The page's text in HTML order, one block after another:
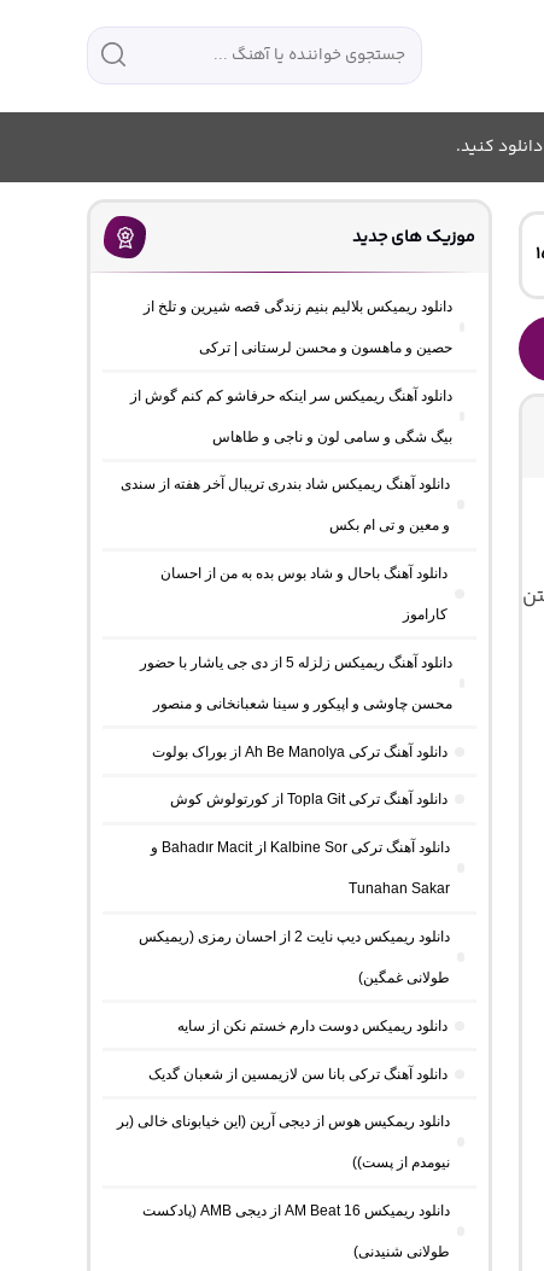
کنید.
موزیک های جدید
دانلود ریمیکس بلالیم بنیم زندگی قصه شیرین و تلخ از
حصین و ماهسون و محسن لرستانی | ترکی
دانلود آهنگ ریمیکس سر اینکه حرفاشو کم کنم گوش از
بیگ شگی و سامی لون و ناجی و طاهاس
دانلود آهنگ ریمیکس شاد بندری تریبال آخر هفته از سندی
و معین و تی ام بکس
دانلود آهنگ باحال و شاد بوس بده به من از احسان
کاراموز
دانلود آهنگ ریمیکس زلزله 5 از دی جی یاشار با حضور
محسن چاوشی و اپیکور و سینا شعبانخانی و منصور
دانلود آهنگ ترکی Ah Be Manolya از بوراک بولوت
دانلود آهنگ ترکی Topla Git از کورتولوش کوش
دانلود آهنگ ترکی Kalbine Sor از Bahadır Macit و
Tunahan Sakar
دانلود ریمیکس دیپ نایت 2 از احسان رمزی (ریمیکس
طولانی غمگین)
دانلود ریمیکس دوست دارم خستم نکن از سایه
دانلود آهنگ ترکی بانا سن لازیمسین از شعبان گدیک
دانلود ریمکیس هوس از دیجی آرین (این خیابونای خالی (بر
نیومدم از پست))
دانلود ریمیکس AM Beat 16 از دیجی AMB (پادکست
طولانی شنیدنی)